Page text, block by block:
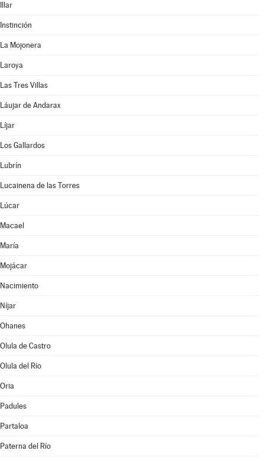
Illar
Instinción
La Mojonera
Laroya
Las Tres Villas
Láujar de Andarax
Líjar
Los Gallardos
Lubrín
Lucainena de las Torres
Lúcar
Macael
María
Mojácar
Nacimiento
Níjar
Ohanes
Olula de Castro
Olula del Río
Oria
Padules
Partaloa
Paterna del Río